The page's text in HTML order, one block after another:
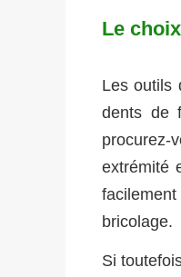
Le
Les outils
dents de
extrémité
bricolage.
Si